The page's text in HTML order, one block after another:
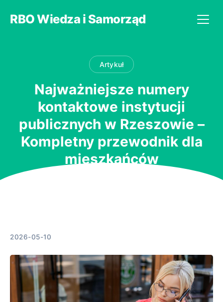
RBO Wiedza i Samorząd
Artykuł
Najważniejsze numery
kontaktowe instytucji
publicznych w Rzeszowie –
Kompletny przewodnik dla
mieszkańców
2026-05-10